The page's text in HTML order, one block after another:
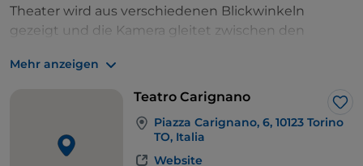
Theater wird aus verschiedenen Blickwinkeln
gezeigt und die Kamera gleitet zwischen den
Beginn des Films der Konferenz über
Parapsychologie beiwohnen.
“ (Die Katze mit neun
Schwänzen) finden Sie hingegen die nahe gelegene
Piazza Solferino
, die nur 10 Gehminuten vom
Mehr anzeigen
Teatro Carignano
Piazza Carignano, 6, 10123 Torino
TO, Italia
Website